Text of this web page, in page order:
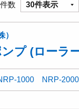
数 30件表示
）
プ (ローラ
1000 NRP-